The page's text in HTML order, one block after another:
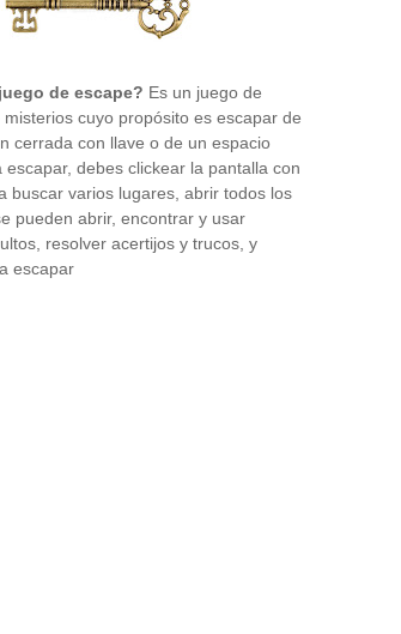
de escape? Es un juego de
misterios cuyo propósito es escapar de
cerrada con llave o de un espacio
escapar, debes clickear la pantalla con
buscar varios lugares, abrir todos los
pueden abrir, encontrar y usar
resolver acertijos y trucos, y
escapar